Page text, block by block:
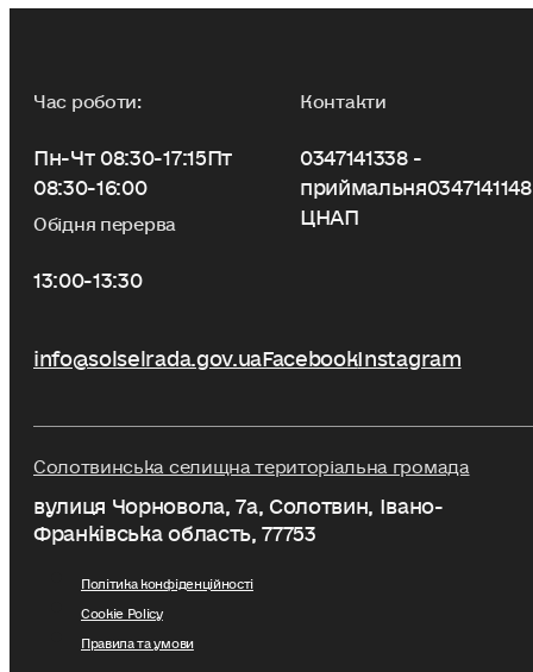
Час роботи:
Пн-Чт 08:30-17:15Пт
08:30-16:00
Обідня перерва
13:00-13:30
Контакти
0347141338 -
приймальня
ЦНАП
info@solselrada.gov.uaFacebookInstagram
Солотвинська селищна територіальна громада
вулиця Чорновола, 7a, Солотвин, Івано-
Франківська область, 77753
Політика конфіденційності
Cookie Policy
Правила та умови